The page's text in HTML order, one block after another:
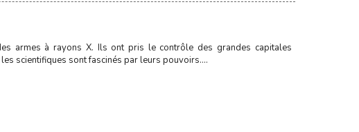
armes à rayons X. Ils ont pris le contrôle des grandes capitales
scientifiques sont fascinés par leurs pouvoirs....